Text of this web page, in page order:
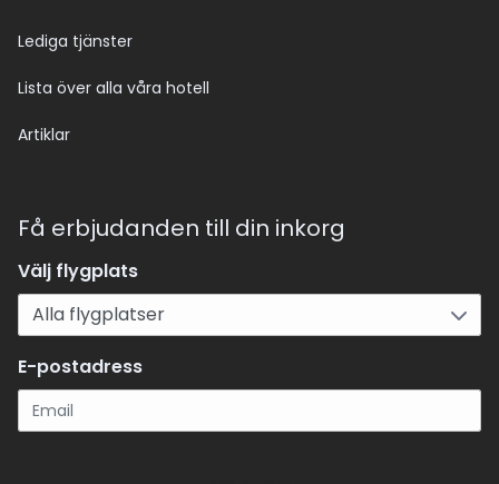
Lediga tjänster
Lista över alla våra hotell
Artiklar
Få erbjudanden till din inkorg
Välj flygplats
E-postadress